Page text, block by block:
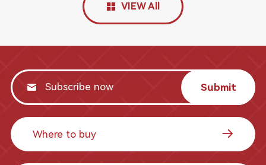
VIEW All
Submit
Where to buy